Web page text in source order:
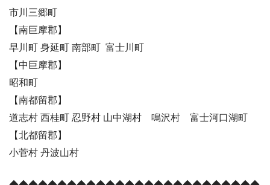
市川三郷町
【南巨摩郡】
早川町 身延町 南部町 富士川町
【中巨摩郡】
昭和町
【南都留郡】
道志村 西桂町 忍野村 山中湖村 鳴沢村 富士河口湖町
【北都留郡】
小菅村 丹波山村